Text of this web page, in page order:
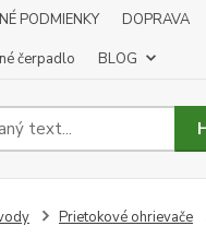
PODMIENKY DOPRAVA
čerpadlo BLOG
Prietokové ohrievače